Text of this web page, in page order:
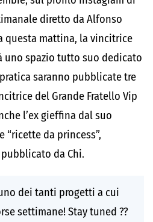
diretto da Alfonso
questa mattina, la vincitrice
uno spazio tutto suo dedicato
saranno pubblicate tre
del Grande Fratello Vip
l’ex gieffina dal suo
“ricette da princess”,
da Chi.
dei tanti progetti a cui
settimane! Stay tuned ??